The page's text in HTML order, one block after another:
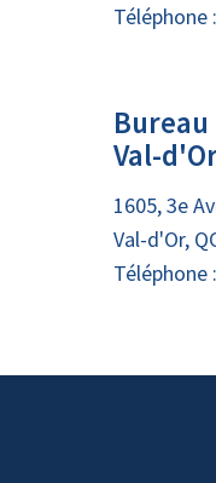
Téléphone :
Val-
1605, 3e
Val-d'Or,
Téléphone :